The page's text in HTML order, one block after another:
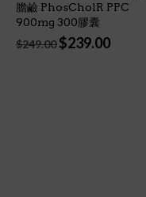
膽鹼 PhosCholR PPC
900mg 300膠囊
$249.00 Original
$239.00Current